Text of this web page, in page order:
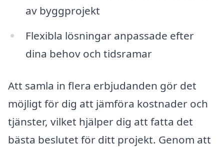
av byggprojekt
Flexibla lösningar anpassade efter
dina behov och tidsramar
Att samla in flera erbjudanden gör det
möjligt för dig att jämföra kostnader och
tjänster, vilket hjälper dig att fatta det
bästa beslutet för ditt projekt. Genom att